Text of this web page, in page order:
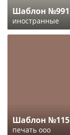
Шаблон №991
иностранные
Шаблон №115
печать ооо